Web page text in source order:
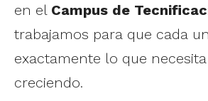
en el Campus de
trabajamos para que cada
exactamente lo que
creciendo.